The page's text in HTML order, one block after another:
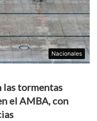
Nacionales
las tormentas
el AMBA, con